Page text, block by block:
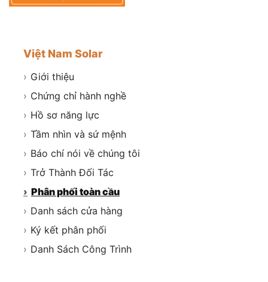
Việt Nam Solar
› Giới thiệu
› Chứng chỉ hành nghề
› Hồ sơ năng lực
› Tầm nhìn và sứ mệnh
› Báo chí nói về chúng tôi
› Trở Thành Đối Tác
› Phân phối toàn cầu
› Danh sách cửa hàng
› Ký kết phân phối
› Danh Sách Công Trình